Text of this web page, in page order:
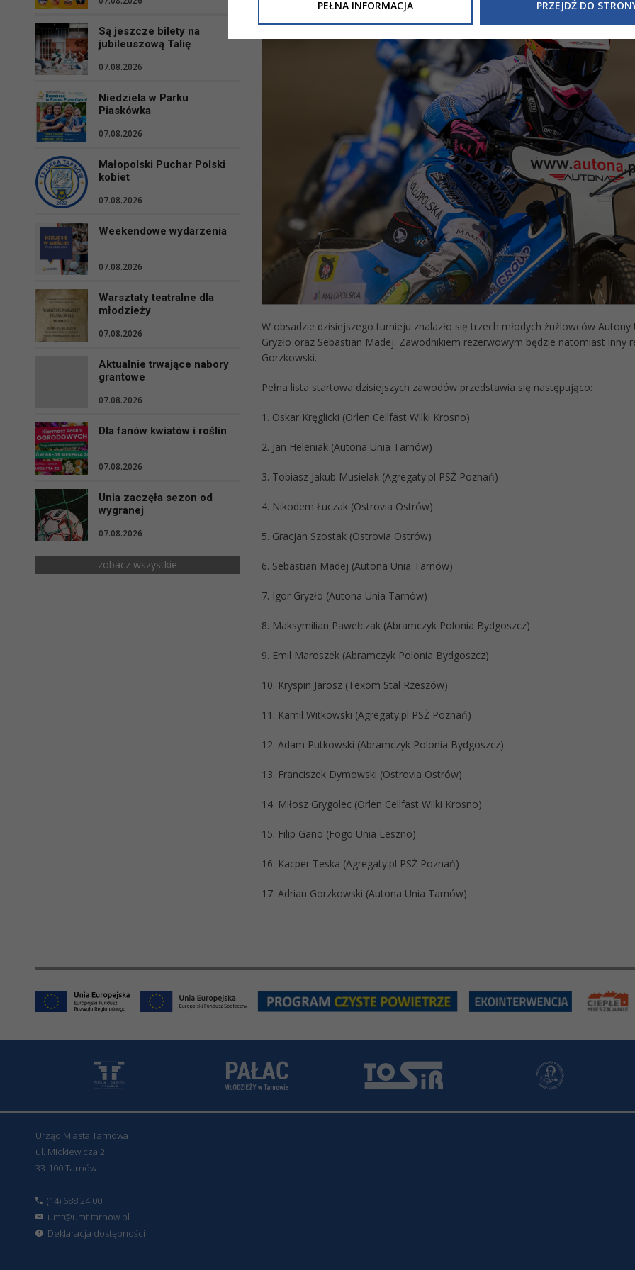
Są jeszcze bilety na
jubileuszową Talię
07.08.2026
Niedziela w Parku
Piaskówka
07.08.2026
Małopolski Puchar Polski
kobiet
07.08.2026
Weekendowe wydarzenia
07.08.2026
Warsztaty teatralne dla
młodzieży
07.08.2026
Aktualnie trwające nabory
grantowe
07.08.2026
Dla fanów kwiatów i roślin
07.08.2026
Unia zaczęła sezon od
wygranej
07.08.2026
zobacz wszystkie
W obsadzie dzisiejszego turnieju znalazło się trzech młodych żużlowców Autony
Gryzło oraz Sebastian Madej. Zawodnikiem rezerwowym będzie natomiast inny
Gorzkowski.
Pełna lista startowa dzisiejszych zawodów przedstawia się następująco:
1. Oskar Kręglicki (Orlen Cellfast Wilki Krosno)
2. Jan Heleniak (Autona Unia Tarnów)
3. Tobiasz Jakub Musielak (Agregaty.pl PSŻ Poznań)
4. Nikodem Łuczak (Ostrovia Ostrów)
5. Gracjan Szostak (Ostrovia Ostrów)
6. Sebastian Madej (Autona Unia Tarnów)
7. Igor Gryzło (Autona Unia Tarnów)
8. Maksymilian Pawełczak (Abramczyk Polonia Bydgoszcz)
9. Emil Maroszek (Abramczyk Polonia Bydgoszcz)
10. Kryspin Jarosz (Texom Stal Rzeszów)
11. Kamil Witkowski (Agregaty.pl PSŻ Poznań)
12. Adam Putkowski (Abramczyk Polonia Bydgoszcz)
13. Franciszek Dymowski (Ostrovia Ostrów)
14. Miłosz Grygolec (Orlen Cellfast Wilki Krosno)
15. Filip Gano (Fogo Unia Leszno)
16. Kacper Teska (Agregaty.pl PSŻ Poznań)
17. Adrian Gorzkowski (Autona Unia Tarnów)
Urząd Miasta Tarnowa
ul. Mickiewicza 2
33-100 Tarnów
(14) 688 24 00
umt@umt.tarnow.pl
Deklaracja dostępności
Niniejsza informacja nie wymaga od Państwa żadnych dodatkowych działań.
PEŁNA INFORMACJA PRZEJDŹ DO